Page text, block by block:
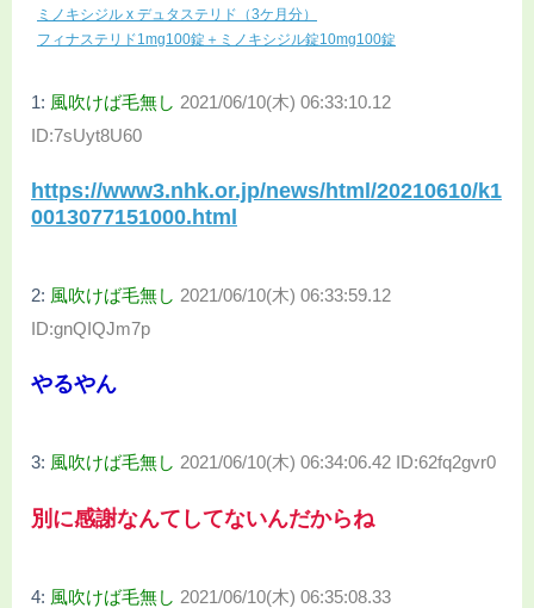
ミノキシジル x デュタステリド（3ケ月分）
フィナステリド1mg100錠＋ミノキシジル錠10mg100錠
1: 風吹けば毛無し 2021/06/10(木) 06:33:10.12
ID:7sUyt8U60
https://www3.nhk.or.jp/news/html/20210610/k1
0013077151000.html
2: 風吹けば毛無し 2021/06/10(木) 06:33:59.12
ID:gnQIQJm7p
やるやん
3: 風吹けば毛無し 2021/06/10(木) 06:34:06.42 ID:62fq2gvr0
別に感謝なんてしてないんだからね
4: 風吹けば毛無し 2021/06/10(木) 06:35:08.33